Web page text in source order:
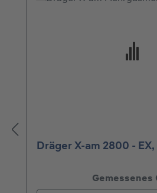
Dräger X-am 2800 - EX,
Gemessenes